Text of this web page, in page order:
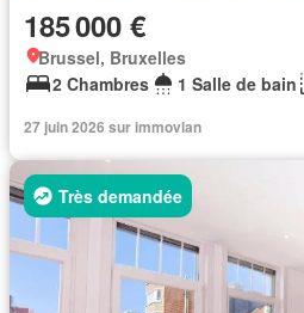
185 000 €
Brussel, Bruxelles
2 Chambres
1 Salle de bain
27 juin 2026 sur immovlan
Très demandée